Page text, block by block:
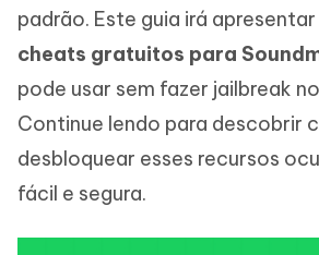
padrão. Este guia irá
cheats gratuitos para
pode usar sem fazer jailbreak
Continue lendo para descobrir
desbloquear esses recursos
fácil e segura.